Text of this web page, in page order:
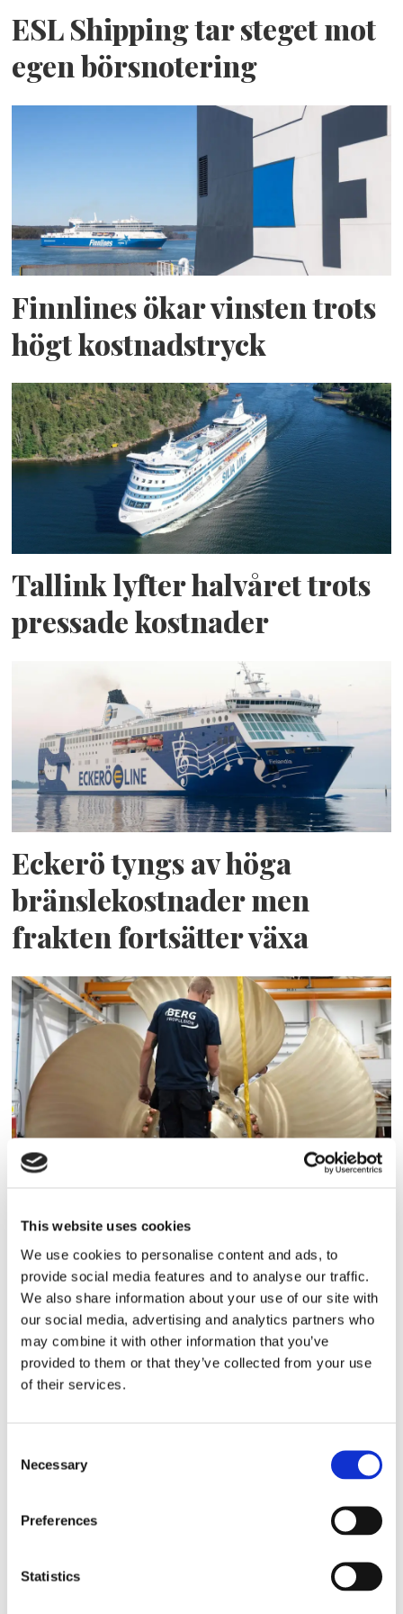
This website uses cookies
We use cookies to personalise content and ads, to
provide social media features and to analyse our traffic.
We also share information about your use of our site with
our social media, advertising and analytics partners who
may combine it with other information that you’ve
provided to them or that they’ve collected from your use
of their services.
Selection
Necessary
Preferences
Statistics
ESL Shipping tar steget mot
egen börsnotering
Finnlines ökar vinsten trots
högt kostnadstryck
Tallink lyfter halvåret trots
pressade kostnader
Eckerö tyngs av höga
bränslekostnader men
frakten fortsätter växa
Storaffären: Kongsberg
Maritime köper Berg
Propulsion
nybygge